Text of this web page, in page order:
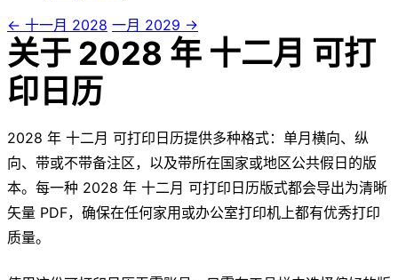
← 十一月 2028 一月 2029 →
关于 2028 年 十二月 可打
印日历
2028 年 十二月 可打印日历提供多种格式：单月横向、纵
向、带或不带备注区，以及带所在国家或地区公共假日的版
本。每一种 2028 年 十二月 可打印日历版式都会导出为清晰
矢量 PDF，确保在任何家用或办公室打印机上都有优秀打印
质量。